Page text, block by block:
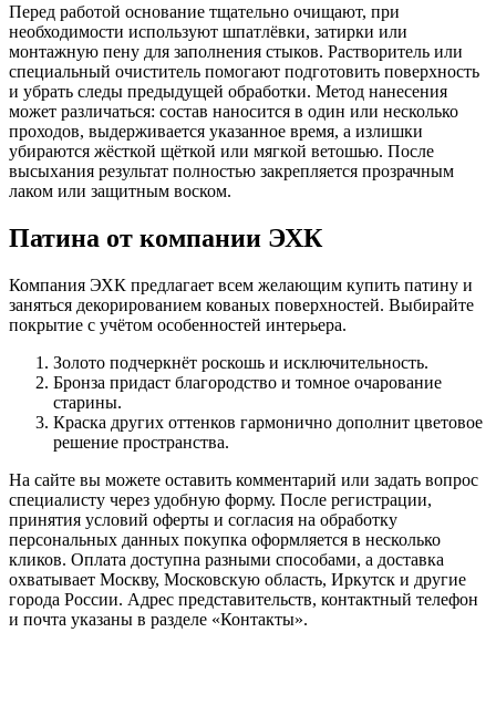
Перед работой основание тщательно очищают, при
необходимости используют шпатлёвки, затирки или
монтажную пену для заполнения стыков. Растворитель или
специальный очиститель помогают подготовить поверхность
и убрать следы предыдущей обработки. Метод нанесения
может различаться: состав наносится в один или несколько
проходов, выдерживается указанное время, а излишки
убираются жёсткой щёткой или мягкой ветошью. После
высыхания результат полностью закрепляется прозрачным
лаком или защитным воском.
Патина от компании ЭХК
Компания ЭХК предлагает всем желающим купить патину и
заняться декорированием кованых поверхностей. Выбирайте
покрытие с учётом особенностей интерьера.
Золото подчеркнёт роскошь и исключительность.
Бронза придаст благородство и томное очарование
старины.
Краска других оттенков гармонично дополнит цветовое
решение пространства.
На сайте вы можете оставить комментарий или задать вопрос
специалисту через удобную форму. После регистрации,
принятия условий оферты и согласия на обработку
персональных данных покупка оформляется в несколько
кликов. Оплата доступна разными способами, а доставка
охватывает Москву, Московскую область, Иркутск и другие
города России. Адрес представительств, контактный телефон
и почта указаны в разделе «Контакты».